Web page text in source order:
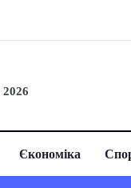
Єкономіка